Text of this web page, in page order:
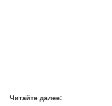
Читайте далее: